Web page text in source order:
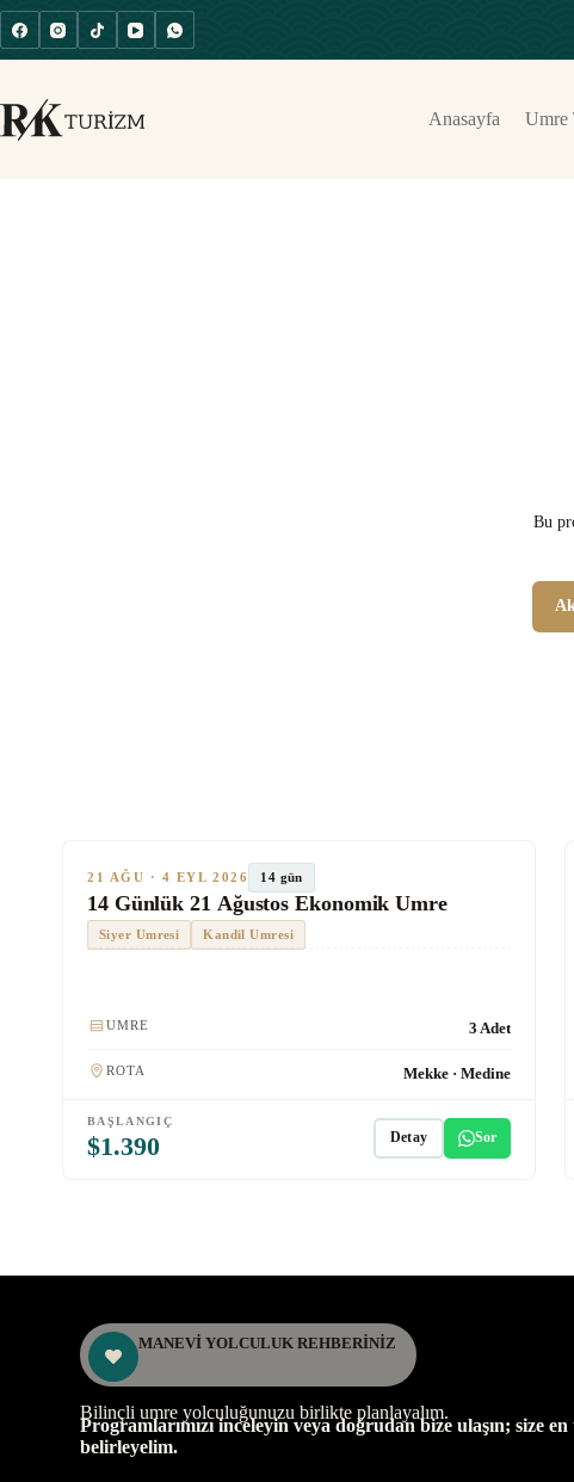
Anasayfa Umre
Bu
TUR #1012 SON KOLTUKLAR
21 AĞU · 4 EYL 2026 14 gün
14 Günlük 21 Ağustos Ekonomik Umre
Siyer Umresi Kandil Umresi
UMRE 3 Adet
ROTA Mekke · Medine
BAŞLANGIÇ
$1.390 Detay Sor
MANEVİ YOLCULUK REHBERİNİZ
Bilinçli umre yolculuğunuzu birlikte planlayalım.
Programlarımızı inceleyin veya doğrudan bize ulaşın; size
belirleyelim.